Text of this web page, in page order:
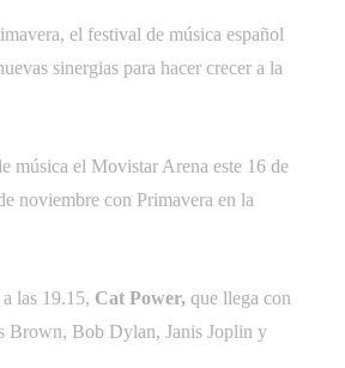
el festival de música español
sinergias para hacer crecer a la
música el Movistar Arena este 16 de
noviembre con Primavera en la
a las 19.15, Cat Power, que llega con
Brown, Bob Dylan, Janis Joplin y